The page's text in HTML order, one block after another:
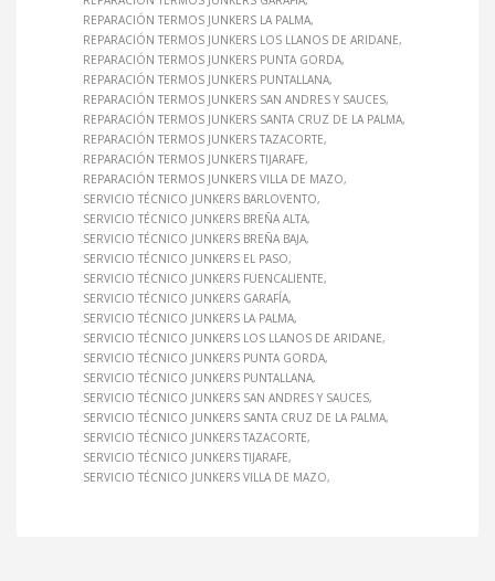
REPARACIÓN TERMOS JUNKERS LA PALMA
REPARACIÓN TERMOS JUNKERS LOS LLANOS DE ARIDANE
REPARACIÓN TERMOS JUNKERS PUNTA GORDA
REPARACIÓN TERMOS JUNKERS PUNTALLANA
REPARACIÓN TERMOS JUNKERS SAN ANDRES Y SAUCES
REPARACIÓN TERMOS JUNKERS SANTA CRUZ DE LA PALMA
REPARACIÓN TERMOS JUNKERS TAZACORTE
REPARACIÓN TERMOS JUNKERS TIJARAFE
REPARACIÓN TERMOS JUNKERS VILLA DE MAZO
SERVICIO TÉCNICO JUNKERS BARLOVENTO
SERVICIO TÉCNICO JUNKERS BREÑA ALTA
SERVICIO TÉCNICO JUNKERS BREÑA BAJA
SERVICIO TÉCNICO JUNKERS EL PASO
SERVICIO TÉCNICO JUNKERS FUENCALIENTE
SERVICIO TÉCNICO JUNKERS GARAFÍA
SERVICIO TÉCNICO JUNKERS LA PALMA
SERVICIO TÉCNICO JUNKERS LOS LLANOS DE ARIDANE
SERVICIO TÉCNICO JUNKERS PUNTA GORDA
SERVICIO TÉCNICO JUNKERS PUNTALLANA
SERVICIO TÉCNICO JUNKERS SAN ANDRES Y SAUCES
SERVICIO TÉCNICO JUNKERS SANTA CRUZ DE LA PALMA
SERVICIO TÉCNICO JUNKERS TAZACORTE
SERVICIO TÉCNICO JUNKERS TIJARAFE
SERVICIO TÉCNICO JUNKERS VILLA DE MAZO